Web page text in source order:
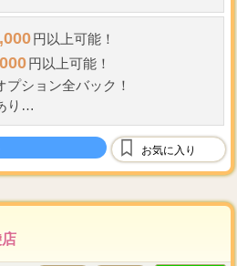
円以上可能！
円以上可能！
プション全バック！
り
お気に入り